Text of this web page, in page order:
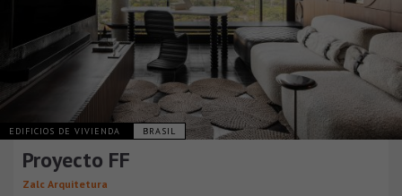
EDIFICIOS DE VIVIENDA BRASIL
Proyecto FF
Zalc Arquitetura